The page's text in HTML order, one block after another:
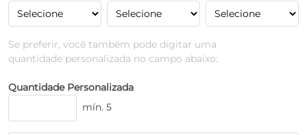
Se preferir, você também pode digitar uma
quantidade personalizada no campo abaixo:
Quantidade Personalizada
mín. 5